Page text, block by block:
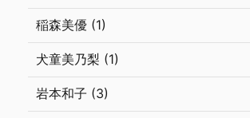
稲森美優 (1)
犬童美乃梨 (1)
岩本和子 (3)